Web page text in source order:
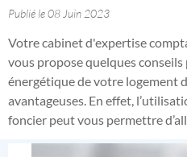
Publié le 08 Juin 2023
Votre cabinet d'expertise
vous propose quelques
énergétique de votre logement
avantageuses. En effet,
foncier peut vous permettre